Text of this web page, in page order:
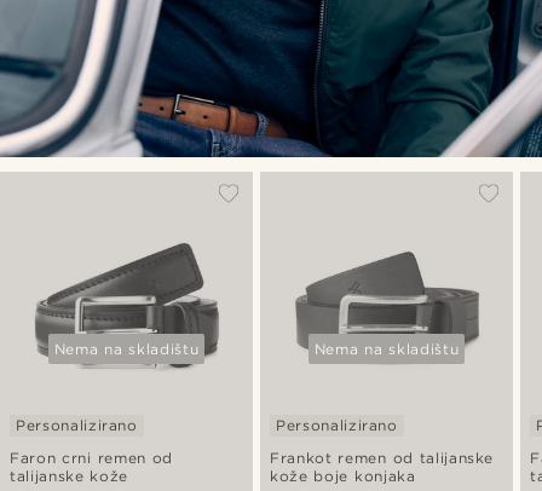
Nema na skladištu
Faron crni remen od
talijanske kože
Personalizirano
Nema na skladištu
Frankot remen od talijanske
kože boje konjaka
Personalizirano